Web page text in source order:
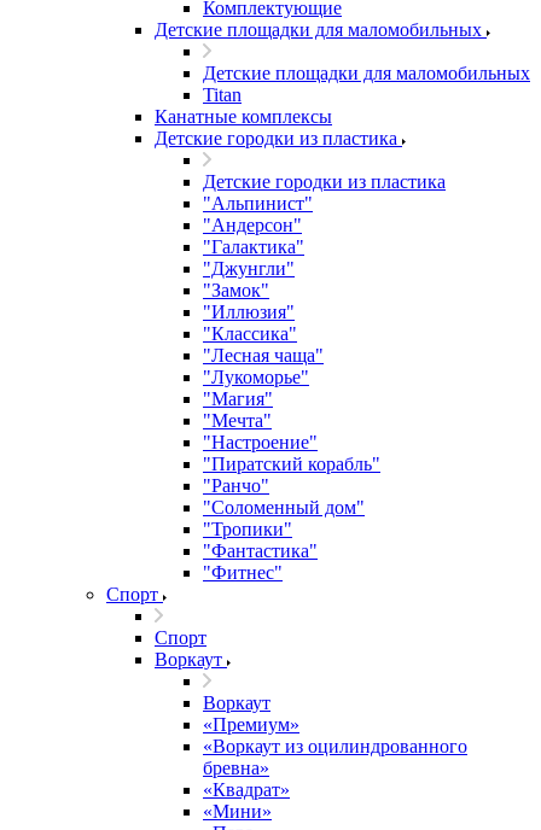
Комплектующие
Детские площадки для маломобильных
Детские площадки для маломобильных
Titan
Канатные комплексы
Детские городки из пластика
Детские городки из пластика
"Альпинист"
"Андерсон"
"Галактика"
"Джунгли"
"Замок"
"Иллюзия"
"Классика"
"Лесная чаща"
"Лукоморье"
"Магия"
"Мечта"
"Настроение"
"Пиратский корабль"
"Ранчо"
"Соломенный дом"
"Тропики"
"Фантастика"
"Фитнес"
Спорт
Спорт
Воркаут
Воркаут
«Премиум»
«Воркаут из оцилиндрованного
бревна»
«Квадрат»
«Мини»